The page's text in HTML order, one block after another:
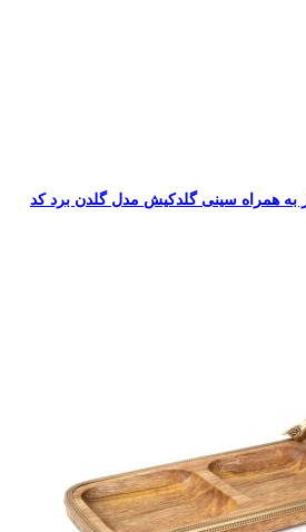
همراه سینی گلدکیش مدل گلدن برد کد